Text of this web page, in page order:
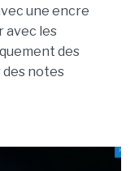
une encre
avec les
des
notes